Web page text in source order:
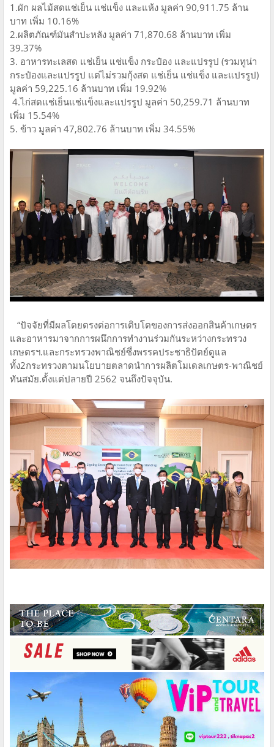
1.ผัก ผลไม้สดแช่เย็น แช่แข็ง และแห้ง มูลค่า 90,911.75 ล้าน
บาท เพิ่ม 10.16%
2.ผลิตภัณฑ์มันสำปะหลัง มูลค่า 71,870.68 ล้านบาท เพิ่ม
39.37%
3. อาหารทะเลสด แช่เย็น แช่แข็ง กระป๋อง และแปรรูป (รวมทูน่า
กระป๋องและแปรรูป แต่ไม่รวมกุ้งสด แช่เย็น แช่แข็ง และแปรรูป)
มูลค่า 59,225.16 ล้านบาท เพิ่ม 19.92%
4.ไก่สดแช่เย็นแช่แข็งและแปรรูป มูลค่า 50,259.71 ล้านบาท
เพิ่ม 15.54%
5. ข้าว มูลค่า 47,802.76 ล้านบาท เพิ่ม 34.55%
“ปัจจัยที่มีผลโดยตรงต่อการเติบโตของการส่งออกสินค้าเกษตร
และอาหารมาจากการผนึกการทำงานร่วมกันระหว่างกระทรวง
เกษตรฯ.และกระทรวงพาณิชย์ซึ่งพรรคประชาธิปัตย์ดูแล
ทั้ง2กระทรวงตามนโยบายตลาดนำการผลิตโมเดลเกษตร-พาณิชย์
ทันสมัย.ตั้งแต่ปลายปี 2562 จนถึงปัจจุบัน.